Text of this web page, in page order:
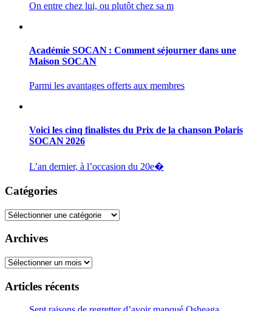
On entre chez lui, ou plutôt chez sa m
Académie SOCAN : Comment séjourner dans une
Maison SOCAN
Parmi les avantages offerts aux membres
Voici les cinq finalistes du Prix de la chanson Polaris
SOCAN 2026
L’an dernier, à l’occasion du 20e�
Catégories
Catégories
Archives
Archives
Articles récents